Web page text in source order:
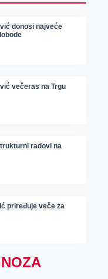
donosi najveće
večeras na Trgu
radovi na
priređuje veče za